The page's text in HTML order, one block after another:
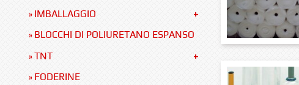
» IMBALLAGGIO
» BLOCCHI DI POLIURETANO ESPANSO
»TNT
» FODERINE